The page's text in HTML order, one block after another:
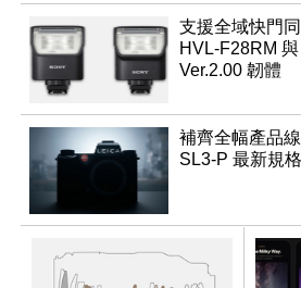
支援全域快門
HVL-F28RM
Ver.2.00 韌體
補齊全幅產品
SL3-P 最新規